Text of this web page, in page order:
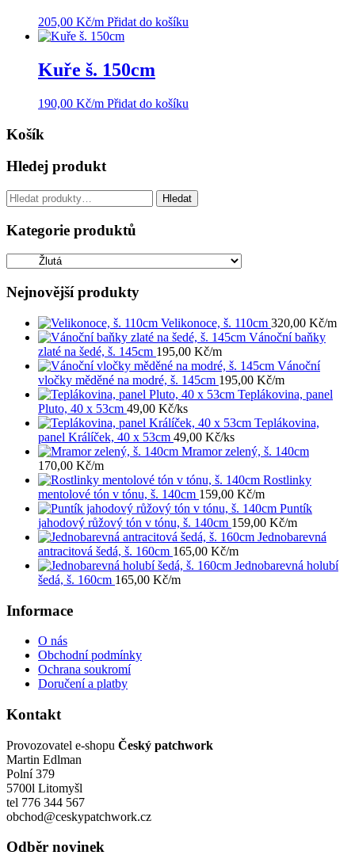
205,00 Kč/m Přidat do košíku
Kuře š. 150cm
190,00 Kč/m Přidat do košíku
Košík
Hledej produkt
Hledat: Hledat
Kategorie produktů
Nejnovější produkty
Velikonoce, š. 110cm 320,00 Kč/m
Vánoční baňky
zlaté na šedé, š. 145cm 195,00 Kč/m
Vánoční
vločky měděné na modré, š. 145cm 195,00 Kč/m
Teplákovina, panel
Pluto, 40 x 53cm 49,00 Kč/ks
Teplákovina,
panel Králíček, 40 x 53cm 49,00 Kč/ks
Mramor zelený, š. 140cm
170,00 Kč/m
Rostlinky
mentolové tón v tónu, š. 140cm 159,00 Kč/m
Puntík
jahodový růžový tón v tónu, š. 140cm 159,00 Kč/m
Jednobarevná
antracitová šedá, š. 160cm 165,00 Kč/m
Jednobarevná holubí
šedá, š. 160cm 165,00 Kč/m
Informace
O nás
Obchodní podmínky
Ochrana soukromí
Doručení a platby
Kontakt
Provozovatel e-shopu Český patchwork
Martin Edlman
Polní 379
5700l Litomyšl
tel 776 344 567
obchod@ceskypatchwork.cz
Odběr novinek